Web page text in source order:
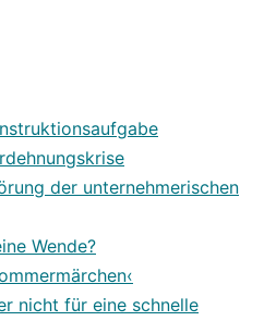
der unternehmerischen
Wende?
nicht für eine schnelle